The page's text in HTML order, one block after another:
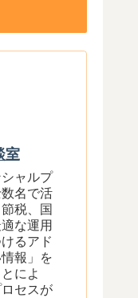
室
ャルプ
名で活
税、国
な運用
るアド
報」を
によ
セスが